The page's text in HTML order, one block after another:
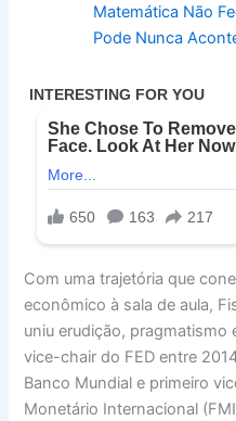
Matemática Não
Pode Nunca
Com uma trajetória que
econômico à sala de aula,
uniu erudição, pragmatismo
vice-chair do FED entre
Banco Mundial e primeiro
Monetário Internacional